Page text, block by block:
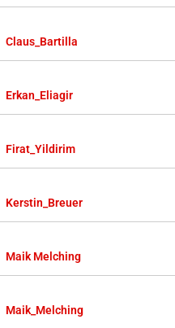
Claus_Bartilla
Erkan_Eliagir
Firat_Yildirim
Kerstin_Breuer
Maik Melching
Maik_Melching